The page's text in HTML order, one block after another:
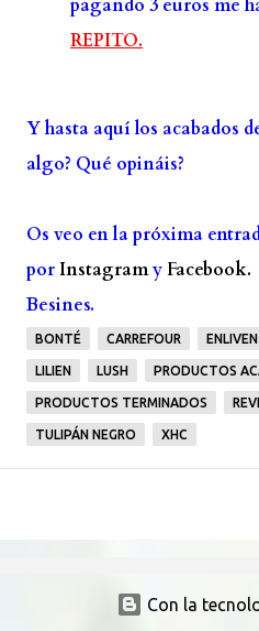
pagando 3 euros me
REPITO.
Y hasta aquí los acabados
algo? Qué opináis?
Os veo en la próxima
porInstagramyFacebook.
Besines.
BONTÉ CARREFOUR ENLIVEN
LILIEN LUSH PRODUCTOS
PRODUCTOS TERMINADOS
TULIPÁN NEGRO XHC
Con la